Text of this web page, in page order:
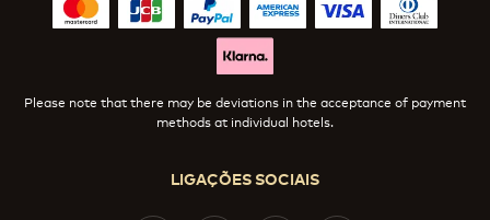
LIGAÇÕES SOCIAIS
Please note that there may be deviations in the acceptance of payment
methods at individual hotels.